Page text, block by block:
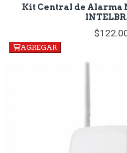
Kit Central de Alarma
122.
AGREGAR